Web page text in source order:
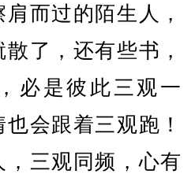
而过的陌生人，
了，还有些书，
必是彼此三观一
会跟着三观跑！
三观同频，心有